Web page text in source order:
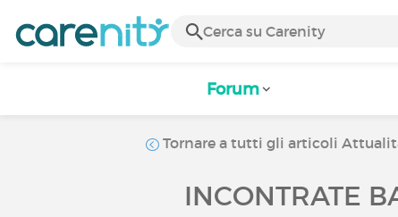
Forum
Tornare a tutti gli articoli
INCONTRATE